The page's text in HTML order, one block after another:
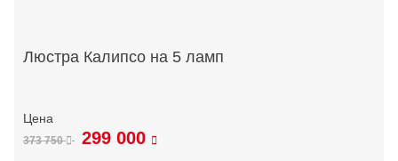
Люстра Калипсо на 5 ламп
373 750 299 000